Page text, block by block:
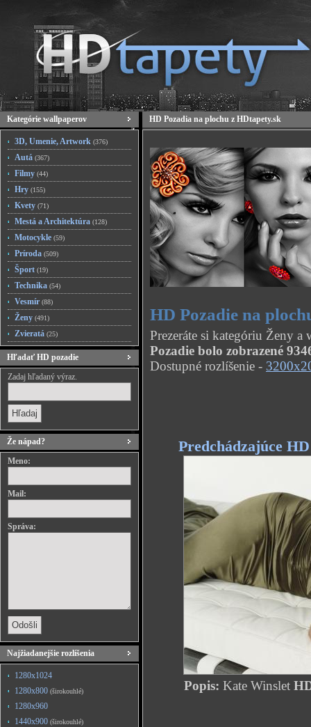
Kategórie wallpaperov
3D, Umenie, Artwork (376)
Autá (367)
Filmy (44)
Hry (155)
Kvety (71)
Mestá a Architektúra (128)
Motocykle (59)
Príroda (509)
Šport (19)
Technika (54)
Vesmír (88)
Ženy (491)
Zvieratá (25)
Hľadať HD pozadie
Zadaj hľadaný výraz.
Že nápad?
Meno:
Mail:
Správa:
Najžiadanejšie rozlíšenia
1280x1024
1280x800 (širokouhlé)
1280x960
1440x900 (širokouhlé)
HD Pozadia na plochu z HDtapety.sk
HD Pozadie na
Prezeráte si kategóriu Ženy
Pozadie bolo zobrazené
Dostupné rozlíšenie -
Predchádzajúce
Popis: Kate Winslet